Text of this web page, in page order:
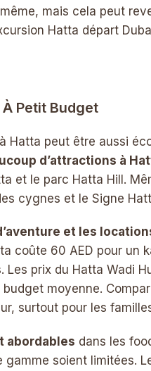
mais cela peut
Hatta départ
Petit Budget
Hatta peut être aussi
d’attractions à
et le parc Hatta Hill.
cygnes et le Signe
et les
coûte 60 AED pour un
Les prix du Hatta Wadi
moyenne.
surtout pour les
abordables dans les
gamme soient limitées.